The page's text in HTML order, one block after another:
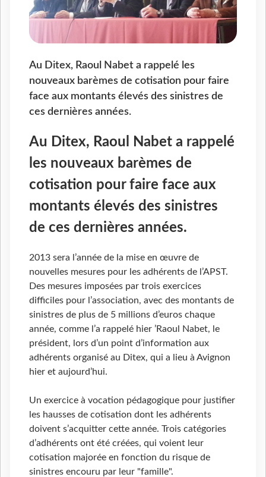
Au Ditex, Raoul Nabet a rappelé les
nouveaux barèmes de cotisation pour faire
face aux montants élevés des sinistres de
ces dernières années.
Au Ditex, Raoul Nabet a rappelé
les nouveaux barèmes de
cotisation pour faire face aux
montants élevés des sinistres
de ces dernières années.
2013 sera l’année de la mise en œuvre de
nouvelles mesures pour les adhérents de l’APST.
Des mesures imposées par trois exercices
difficiles pour l’association, avec des montants de
sinistres de plus de 5 millions d’euros chaque
année, comme l’a rappelé hier ’Raoul Nabet, le
président, lors d’un point d’information aux
adhérents organisé au Ditex, qui a lieu à Avignon
hier et aujourd’hui.
Un exercice à vocation pédagogique pour justifier
les hausses de cotisation dont les adhérents
doivent s’acquitter cette année. Trois catégories
d’adhérents ont été créées, qui voient leur
cotisation majorée en fonction du risque de
sinistres encouru par leur "famille".